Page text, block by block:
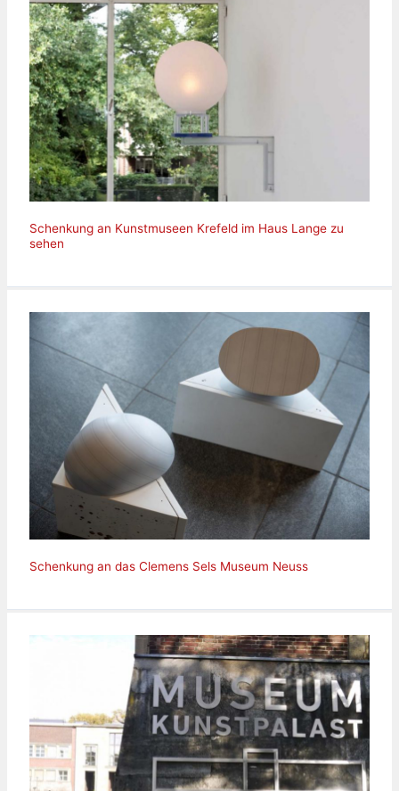
Schenkung an Kunstmuseen Krefeld im Haus Lange zu
sehen
Schenkung an das Clemens Sels Museum Neuss